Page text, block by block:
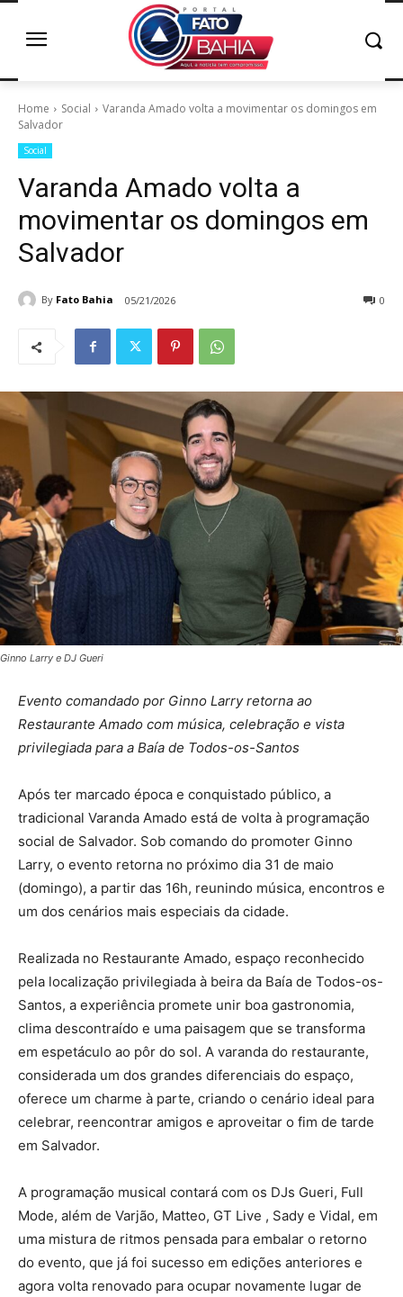
Home Social
Varanda Amado volta a movimentar os domingos em
Salvador
Social
Varanda Amado volta a
movimentar os domingos em
Salvador
By Fato Bahia 05/21/2026 0
Ginno Larry e DJ Gueri
Evento comandado por Ginno Larry retorna ao
Restaurante Amado com música, celebração e vista
privilegiada para a Baía de Todos-os-Santos
Após ter marcado época e conquistado público, a
tradicional Varanda Amado está de volta à programação
social de Salvador. Sob comando do promoter Ginno
Larry, o evento retorna no próximo dia 31 de maio
(domingo), a partir das 16h, reunindo música, encontros e
um dos cenários mais especiais da cidade.
Realizada no Restaurante Amado, espaço reconhecido
pela localização privilegiada à beira da Baía de Todos-os-
Santos, a experiência promete unir boa gastronomia,
clima descontraído e uma paisagem que se transforma
em espetáculo ao pôr do sol. A varanda do restaurante,
considerada um dos grandes diferenciais do espaço,
oferece um charme à parte, criando o cenário ideal para
celebrar, reencontrar amigos e aproveitar o fim de tarde
em Salvador.
A programação musical contará com os DJs Gueri, Full
Mode, além de Varjão, Matteo, GT Live , Sady e Vidal, em
uma mistura de ritmos pensada para embalar o retorno
do evento, que já foi sucesso em edições anteriores e
agora volta renovado para ocupar novamente lugar de